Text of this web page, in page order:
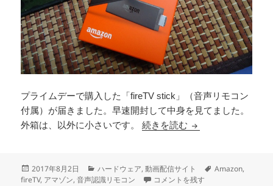
プライムデーで購入した「fireTV stick」（音声リモコン
付属）が届きました。早速開封して中身を見てました。
外箱は、以外に小さいです。続きを読む Amazon FireTV
投
稿
2017年8月2日
カ
テ
ハードウェア,動画配信サイト
タ
Amazon,
fireTV, アマゾン,音声認識リモコン Amazon FireTV Stick（2017モデル
コメントを残す